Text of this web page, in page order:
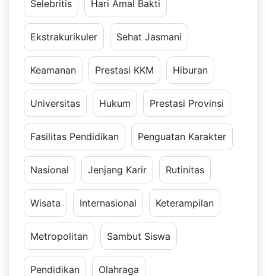
Selebritis Hari Amal Bakti
Ekstrakurikuler Sehat Jasmani
Keamanan Prestasi KKM Hiburan
Universitas Hukum Prestasi Provinsi
Fasilitas Pendidikan Penguatan Karakter
Nasional Jenjang Karir Rutinitas
Wisata Internasional Keterampilan
Metropolitan Sambut Siswa
Pendidikan Olahraga